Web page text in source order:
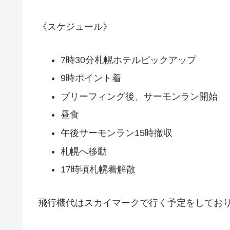
《スケジュール》
7時30分札幌ホテルピックアップ
9時ポイント着
ブリーフィング後、サーモンラン開始
昼食
午後サーモンラン15時撤収
札幌へ移動
17時頃札幌着解散
飛行機代はスカイマークで行く予定をしてお